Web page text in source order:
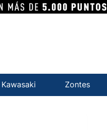
Kawasaki Zontes